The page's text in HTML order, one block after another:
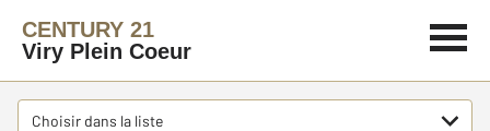
CENTURY 21
Viry Plein Coeur
Choisir dans la liste